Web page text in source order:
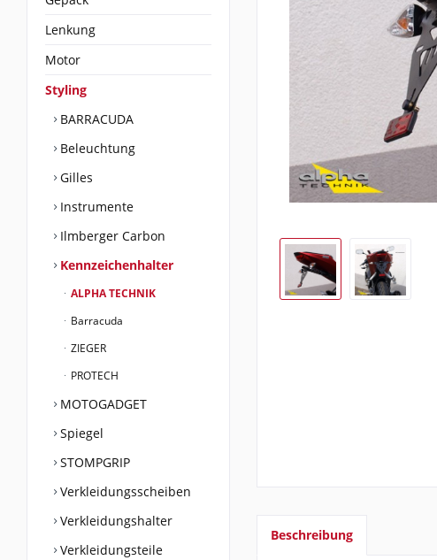
Lenkung
Motor
Styling
BARRACUDA
Beleuchtung
Gilles
Instrumente
Ilmberger Carbon
Kennzeichenhalter
ALPHA TECHNIK
Barracuda
ZIEGER
PROTECH
MOTOGADGET
Spiegel
STOMPGRIP
Verkleidungsscheiben
Verkleidungshalter
Verkleidungsteile
Beschreibung